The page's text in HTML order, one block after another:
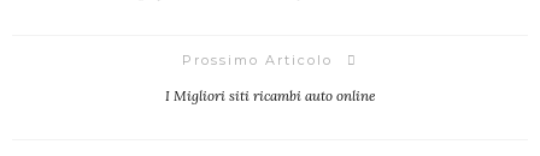
Prossimo Articolo
I Migliori siti ricambi auto online